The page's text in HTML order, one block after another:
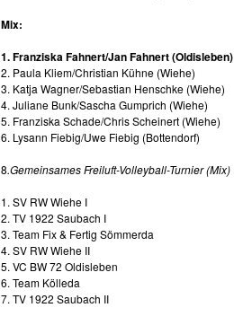
Mix:
1. Franziska Fahnert/Jan Fahnert (Oldisleben)
2. Paula Kliem/Christian Kühne (Wiehe)
3. Katja Wagner/Sebastian Henschke (Wiehe)
4. Juliane Bunk/Sascha Gumprich (Wiehe)
5. Franziska Schade/Chris Scheinert (Wiehe)
6. Lysann Fiebig/Uwe Fiebig (Bottendorf)
8.Gemeinsames Freiluft-Volleyball-Turnier
1. SV RW Wiehe I
2. TV 1922 Saubach I
3. Team Fix & Fertig Sömmerda
4. SV RW Wiehe II
5. VC BW 72 Oldisleben
6. Team Kölleda
7. TV 1922 Saubach II